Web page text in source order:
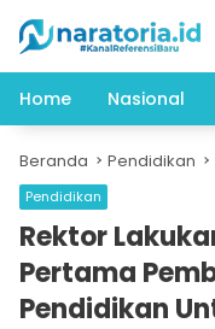
konten
Home
Nasional
Beranda Pendidikan
Pendidikan
Rektor
Pertama
Pendidikan